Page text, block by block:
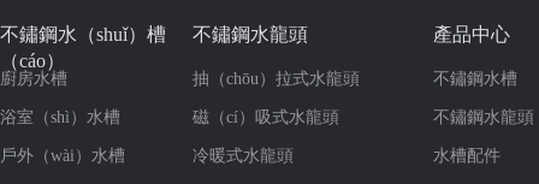
不鏽鋼水（shuǐ）槽
（cáo）
廚房水槽
浴室（shì）水槽
戶外（wài）水槽
不鏽鋼水龍頭
抽（chōu）拉式水龍頭
磁（cí）吸式水龍頭
冷暖式水龍頭
產品中心
不鏽鋼水槽
不鏽鋼水龍頭
水槽配件